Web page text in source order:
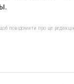
повідомити про це